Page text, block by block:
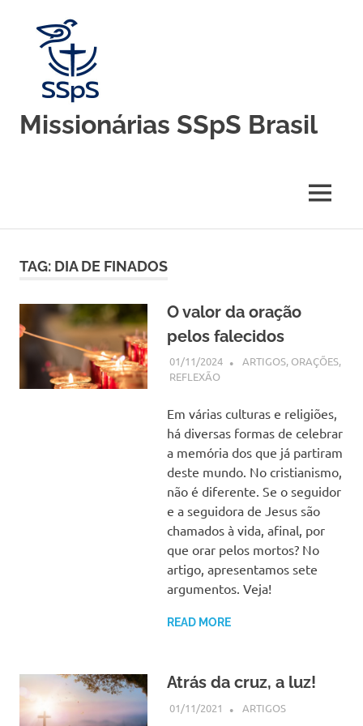
content
Missionárias SSpS Brasil
Espírito
–
Brasil
MENU
TAG: DIA DE FINADOS
O valor da oração
pelos falecidos
01/11/2024 SSPS BRASIL
ARTIGOS, ORAÇÕES,
REFLEXÃO
Em várias culturas e religiões,
há diversas formas de celebrar
a memória dos que já partiram
deste mundo. No cristianismo,
não é diferente. Se o seguidor
e a seguidora de Jesus são
chamados à vida, afinal, por
que orar pelos mortos? No
artigo, apresentamos sete
argumentos. Veja!
READ MORE
Atrás da cruz, a luz!
01/11/2021 SSPS BRASIL
ARTIGOS